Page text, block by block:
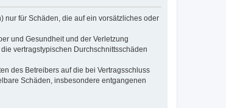
nur für Schäden, die auf ein vorsätzliches oder
und Gesundheit und der Verletzung
vertragstypischen Durchschnittsschäden
des Betreibers auf die bei Vertragsschluss
Schäden, insbesondere entgangenen